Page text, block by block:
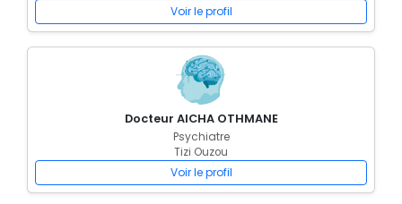
Voir le profil
Docteur AICHA OTHMANE
Psychiatre
Tizi Ouzou
Voir le profil